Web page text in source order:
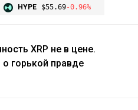
HYPE $55.69-0.96%
XRP не в цене.
горькой правде